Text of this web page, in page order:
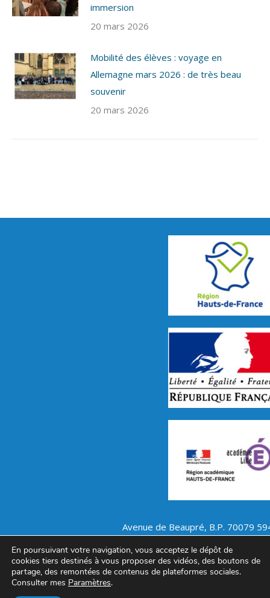
immersion
20 mars 2026
Mobilité des élèves : voyage en
Allemagne mars 2026 : de très beau
souvenir
20 mars 2026
Avenue de Beaupré, B.P. 70079
Tél : 03.20.07.22.55 – Télécopie :
Copyright © Lycée
En poursuivant votre navigation, vous acceptez le dépôt de
cookies tiers destinés à vous proposer des vidéos, des boutons de
partage, des remontées de contenus de plateformes sociales.
Consulter mes Paramètres.